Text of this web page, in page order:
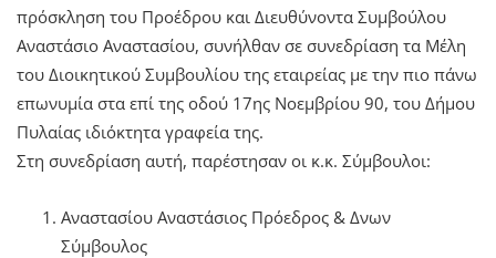
πρόσκληση του Προέδρου και Διευθύνοντα Συμβούλου
Αναστάσιο Αναστασίου, συνήλθαν σε συνεδρίαση τα Μέλη
του Διοικητικού Συμβουλίου της εταιρείας με την πιο πάνω
επωνυμία στα επί της οδού 17ης Νοεμβρίου 90, του Δήμου
Πυλαίας ιδιόκτητα γραφεία της.
Στη συνεδρίαση αυτή, παρέστησαν οι κ.κ. Σύμβουλοι:
Αναστασίου Αναστάσιος Πρόεδρος & Δνων
Σύμβουλος